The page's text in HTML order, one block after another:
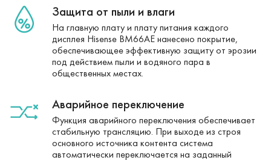
Защита от пыли и влаги
На главную плату и плату питания каждого
дисплея Hisense BM66AE нанесено покрытие,
обеспечивающее эффективную защиту от эрозии
под действием пыли и водяного пара в
общественных местах.
Аварийное переключение
Функция аварийного переключения обеспечивает
стабильную трансляцию. При выходе из строя
основного источника контента система
автоматически переключается на заданный